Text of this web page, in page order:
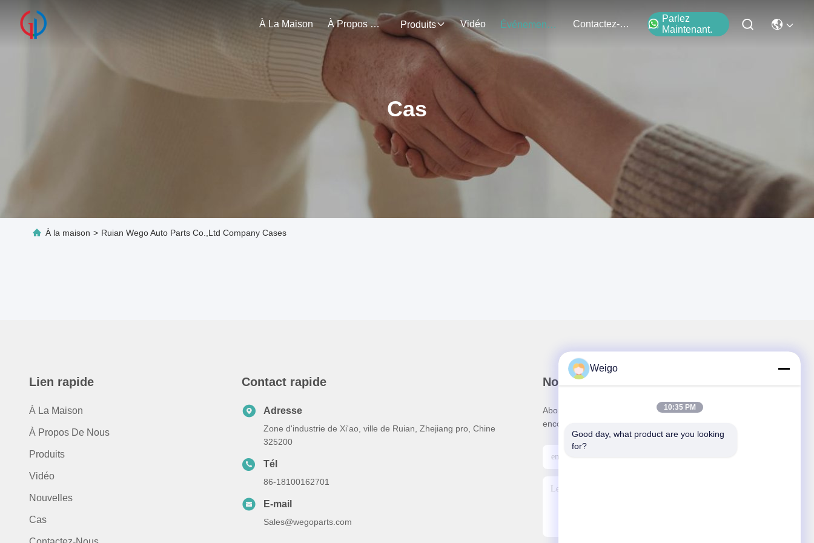
À La Maison À Propos De Nous Produits Vidéo Événements Contactez-Nous
Parlez
Maintenant.
Cas
À la maison > Ruian Wego Auto Parts Co.,ltd Company Cases
Lien rapide
À La Maison
À Propos De Nous
Produits
Vidéo
Nouvelles
Cas
Contact rapide
Adresse
Zone d'industrie de Xi'ao, ville de Ruian, Zhejiang pro, Chine
325200
Tél
86-18100162701
E-mail
Sales@wegoparts.com
Notre newsletter
Abonnez-vous à notre newsletter pour des réductions et plus
encore.
Weigo
10:35 PM
Good day, what product are you looking
for?